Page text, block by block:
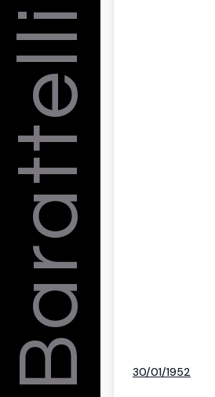
Barattelli 30/01/1952